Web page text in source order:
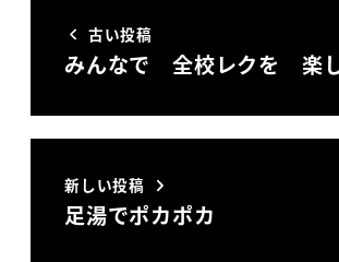
古い投稿
みんなで 全校レクを 楽
新しい投稿
足湯でポカポカ